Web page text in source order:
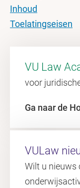
Inhoud
Toelatingseisen
VU Law
voor
Ga naar de
VULaw
Wilt u nieuws